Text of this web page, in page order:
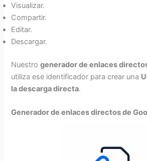
Visualizar.
Compartir.
Editar.
Descargar.
Nuestrogenerador de enlaces
utiliza ese identificador para crear una
la descarga directa.
Generador de enlaces directos de